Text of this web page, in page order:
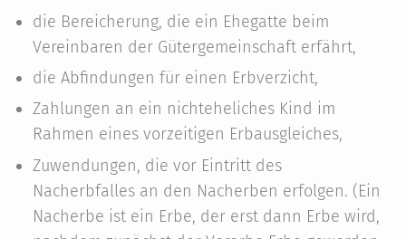
die Bereicherung, die ein Ehegatte beim
Vereinbaren der Gütergemeinschaft erfährt,
die Abfindungen für einen Erbverzicht,
Zahlungen an ein nichteheliches Kind im
Rahmen eines vorzeitigen Erbausgleiches,
Zuwendungen, die vor Eintritt des
Nacherbfalles an den Nacherben erfolgen. (Ein
Nacherbe ist ein Erbe, der erst dann Erbe wird,